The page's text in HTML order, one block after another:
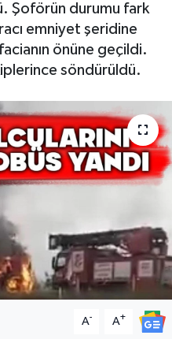
Şoförün durumu fark
emniyet şeridine
önüne geçildi.
söndürüldü.
A- A+